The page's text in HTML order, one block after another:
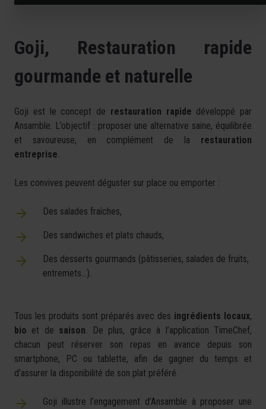
Goji, Restauration rapide
gourmande et naturelle
Goji est le concept de restauration rapide développé par
Ansamble. L’objectif : proposer une alternative saine, équilibrée
et savoureuse, en complément de la restauration
entreprise
Les convives peuvent déguster sur place ou emporter :
Des salades fraîches,
Des sandwiches et plats chauds,
Des desserts gourmands (pâtisseries, salades de fruits,
entremets…).
Tous les produits sont préparés avec des ingrédients locaux,
bio et de saison . De plus, grâce à l’application TimeChef,
chacun peut réserver son repas en avance depuis son
smartphone, PC ou tablette, afin de gagner du temps et
d’assurer la disponibilité de son plat préféré.
Goji illustre l’engagement d’Ansamble à proposer une